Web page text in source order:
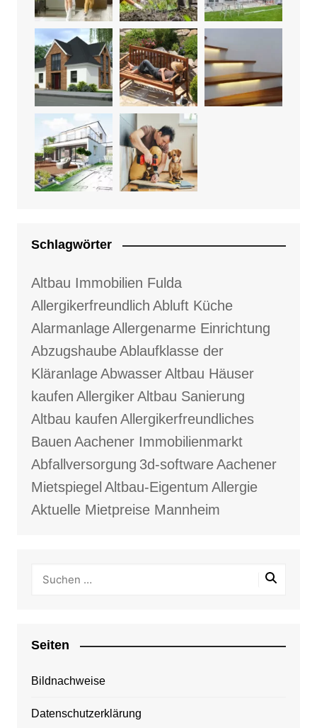
Schlagwörter
Altbau Immobilien Fulda
Allergikerfreundlich Abluft Küche
AlarmanlageAllergenarme Einrichtung
AbzugshaubeAblaufklasse der
KläranlageAbwasserAltbau Häuser
kaufen AllergikerAltbau Sanierung
Altbau kaufen Allergikerfreundliches
Bauen Aachener Immobilienmarkt
Abfallversorgung 3d-softwareAachener
Mietspiegel Altbau-Eigentum Allergie
Aktuelle Mietpreise Mannheim
Seiten
Bildnachweise
Datenschutzerklärung